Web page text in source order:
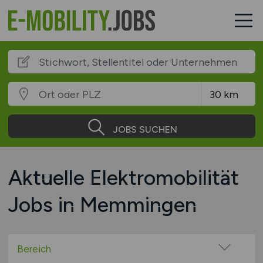
JOBS SUCHEN
Aktuelle Elektromobilität
Jobs in Memmingen
Bereich